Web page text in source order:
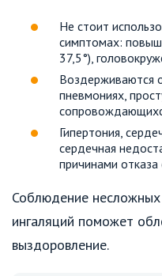
Не стоит
симптомах:
37,5°),
Воздерживаются
пневмониях,
Гипертония,
сердечная
причинами отказа
Соблюдение
ингаляций поможет
выздоровление.